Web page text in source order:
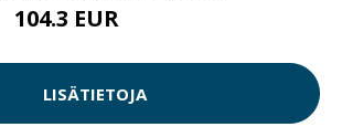
104.3 EUR
LISÄTIETOJA